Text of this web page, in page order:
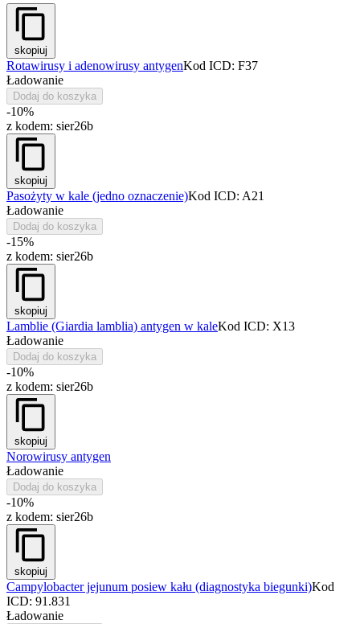
skopiuj
Rotawirusy i adenowirusy antygenKod ICD: F37
Ładowanie
Dodaj do koszyka
-10%
z kodem: sier26b
skopiuj
Pasożyty w kale (jedno oznaczenie)Kod ICD: A21
Ładowanie
Dodaj do koszyka
-15%
z kodem: sier26b
skopiuj
Lamblie (Giardia lamblia) antygen w kaleKod ICD: X13
Ładowanie
Dodaj do koszyka
-10%
z kodem: sier26b
skopiuj
Norowirusy antygen
Ładowanie
Dodaj do koszyka
-10%
z kodem: sier26b
skopiuj
Campylobacter jejunum posiew kału (diagnostyka biegunki)Kod
ICD: 91.831
Ładowanie